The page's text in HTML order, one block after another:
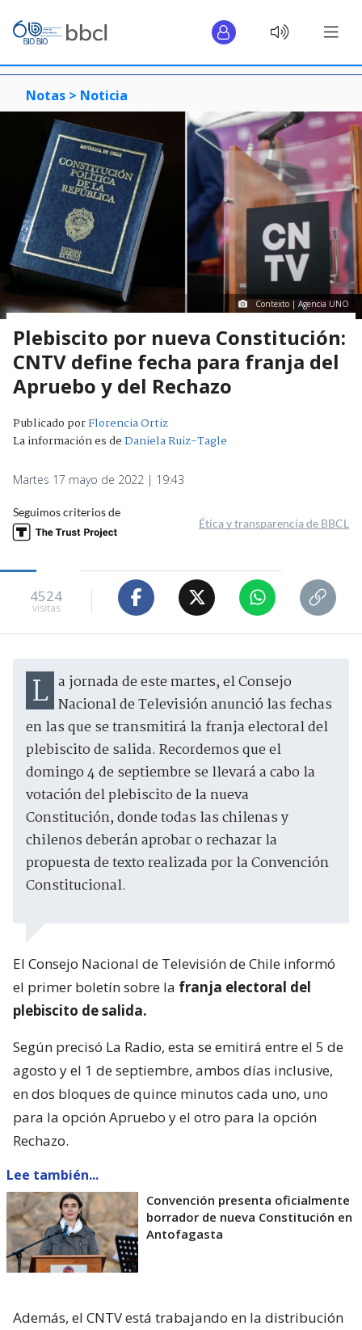
Notas > Noticia
Contexto | Agencia UNO
Plebiscito por nueva Constitución:
CNTV define fecha para franja del
Apruebo y del Rechazo
Publicado porFlorencia Ortiz
La información es deDaniela Ruiz-Tagle
Martes 17 mayo de 2022 | 19:43
Seguimos criterios de
Ética y transparencia de BBCL
4524
visitas
La jornada de este martes, el Consejo Nacional de Televisión anunció las fechas
en las que se transmitirá la franja electoral del
plebiscito de salida. Recordemos que el
domingo 4 de septiembre se llevará a cabo la
votación del plebiscito de la nueva
Constitución, donde todas las chilenas y
chilenos deberán aprobar o rechazar la
propuesta de texto realizada por la Convención
Constitucional.
El Consejo Nacional de Televisión de Chile informó
el primer boletín sobre la franja electoral del
plebiscito de salida.
Según precisó La Radio, esta se emitirá entre el 5 de
agosto y el 1 de septiembre, ambos días inclusive,
en dos bloques de quince minutos cada uno, uno
para la opción Apruebo y el otro para la opción
Rechazo.
Lee también...
Convención presenta oficialmente
borrador de nueva Constitución en
Antofagasta
Además, el CNTV está trabajando en la distribución